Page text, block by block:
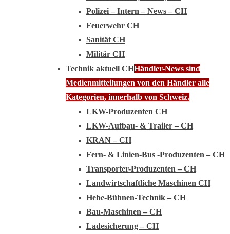
Polizei – Intern – News – CH
Feuerwehr CH
Sanität CH
Militär CH
Technik aktuell CHHändler-News sind
Medienmitteilungen von den Händler alle
Kategorien, innerhalb von Schweiz.
LKW-Produzenten CH
LKW-Aufbau- & Trailer – CH
KRAN – CH
Fern- & Linien-Bus -Produzenten – CH
Transporter-Produzenten – CH
Landwirtschaftliche Maschinen CH
Hebe-Bühnen-Technik – CH
Bau-Maschinen – CH
Ladesicherung – CH